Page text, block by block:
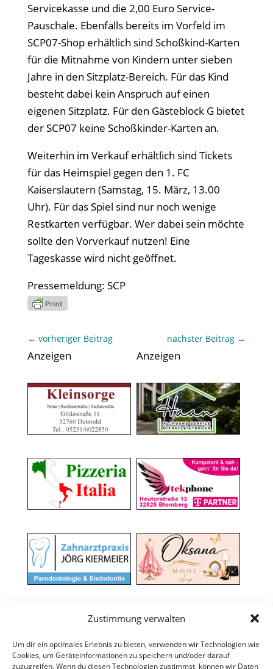
Zustimmung verwalten
Um dir ein optimales Erlebnis zu bieten, verwenden wir Technologien wie
Cookies, um Geräteinformationen zu speichern und/oder darauf
zuzugreifen. Wenn du diesen Technologien zustimmst, können wir Daten
Servicekasse und die 2,00 Euro Service-
Pauschale. Ebenfalls bereits im Vorfeld im
SCP07-Shop erhältlich sind Schoßkind-Karten
für die Mitnahme von Kindern unter sieben
Jahre in den Sitzplatz-Bereich. Für das Kind
besteht dabei kein Anspruch auf einen
eigenen Sitzplatz. Für den Gästeblock G bietet
der SCP07 keine Schoßkinder-Karten an.
Weiterhin im Verkauf erhältlich sind Tickets
für das Heimspiel gegen den 1. FC
Kaiserslautern (Samstag, 15. März, 13.00
Uhr). Für das Spiel sind nur noch wenige
Restkarten verfügbar. Wer dabei sein möchte
sollte den Vorverkauf nutzen! Eine
Tageskasse wird nicht geöffnet.
Pressemeldung: SCP
← vorheriger Beitrag nächster Beitrag →
Anzeigen Anzeigen